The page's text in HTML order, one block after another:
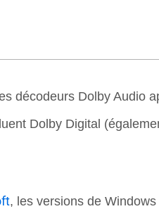
décodeurs Dolby Audio
Dolby Digital
, les versions de